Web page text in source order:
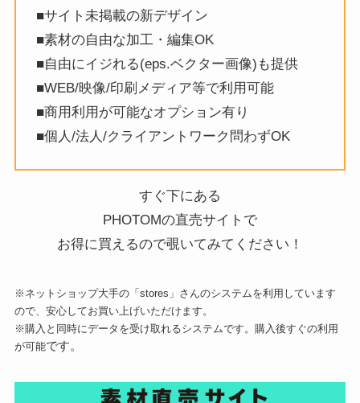
■サイト未掲載の新デザイン
■素材の自由な加工・編集OK
■自由にイジれる(eps.ベクター画像)も提供
■WEB/映像/印刷メディア等で利用可能
■商用利用が可能なオプション有り
■個人/法人/クライアントワーク問わずOK
すぐ下にある
PHOTOMの直売サイトで
お得に買えるので覗いてみてください！
※ネットショップ大手の「stores」さんのシステムを利用しています
ので、安心してお買い上げいただけます。
※購入と同時にデータを受け取れるシステムです。購入後すぐの利用
が可能です。